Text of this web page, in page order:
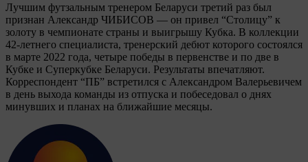
Лучшим футзальным тренером Беларуси третий раз был
признан Александр ЧИБИСОВ — он привел “Столицу” к
золоту в чемпионате страны и выигрышу Кубка. В коллекции
42-летнего специалиста, тренерский дебют которого состоялся
в марте 2022 года, четыре победы в первенстве и по две в
Кубке и Суперкубке Беларуси. Результаты впечатляют.
Корреспондент “ПБ” встретился с Александром Валерьевичем
в день выхода команды из отпуска и побеседовал о днях
минувших и планах на ближайшие месяцы.